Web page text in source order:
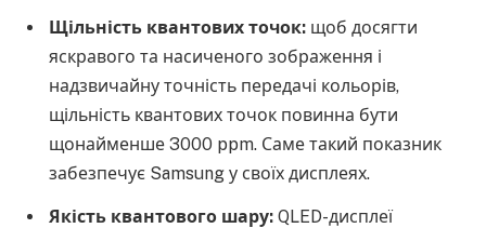
Щільність квантових точок: щоб досягти
яскравого та насиченого зображення і
надзвичайну точність передачі кольорів,
щільність квантових точок повинна бути
щонайменше 3000 ppm. Саме такий показник
забезпечує Samsung у своїх дисплеях.
Якість квантового шару: QLED-дисплеї